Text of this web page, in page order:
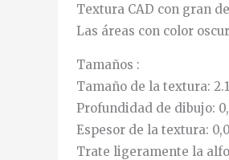
Textura CAD con gran
Las áreas con color
Tamaños :
Tamaño de la textura:
Profundidad de dibujo:
Espesor de la textura:
Trate ligeramente la